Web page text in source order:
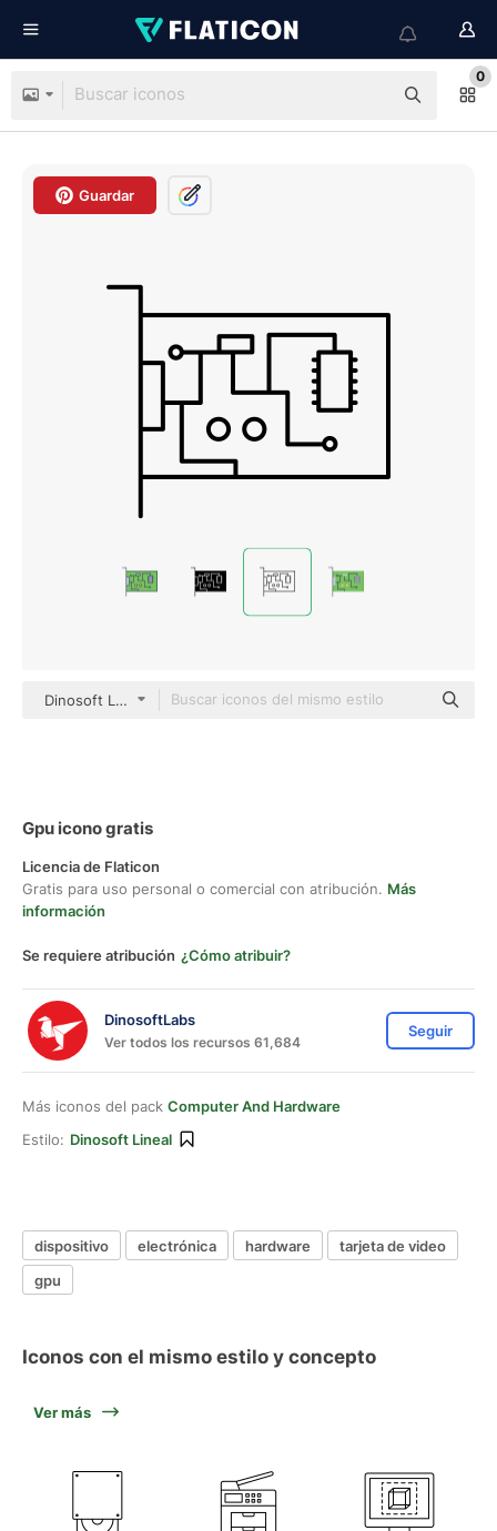
0
Guardar
Dinosoft Lineal
Gpu icono gratis
Licencia de Flaticon
Gratis para uso personal o comercial con atribución. Más
información
Se requiere atribución ¿Cómo atribuir?
DinosoftLabs
Ver todos los recursos 61,684
Seguir
Más iconos del pack Computer And Hardware
Estilo: Dinosoft Lineal
dispositivo electrónica hardware
tarjeta de video
gpu
Iconos con el mismo estilo y concepto
Ver más